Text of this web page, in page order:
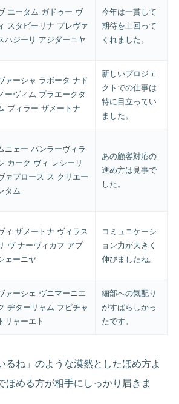
エータム ガドゥー ヴ
スタビーリナ プレヴァ
ハジーリ アジダーニヤ
今年は一貫して
期待を上回って
くれました。
ァーシャ ラボータ ナド
ーヴィム プラエークタ
ブィラー ザメートナ
新しいプロジェ
クトでの仕事は
特に目立ってい
ました。
ニェー パンラーヴィラ
カーク ヴィ レシーリ
ァプロース ス クリエー
タム
あの顧客対応の
進め方は見事で
した。
ィ ザメートナ ヴィラス
ヴ ナーヴィカフ アプ
ェーニヤ
コミュニケーシ
ョン力が大きく
伸びましたね。
ァーシェ ヴニマーニエ
ヂターリャム フピチャ
トリャーエト
細部への気配り
がすばらしかっ
たです。
るね」のような漠然としたほめ方よ
ほめる方が相手にしっかり届きま